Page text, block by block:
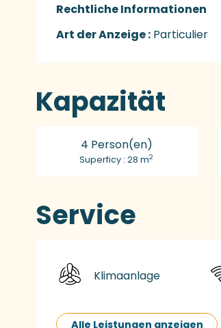
Rechtliche Informationen
Rechtliche Informationen
Art der Anzeige : Particulier
Kapazität
4 Person(en)
Superficy : 28 m2
Service
Klimaanlage
Alle Leistungen anzeigen